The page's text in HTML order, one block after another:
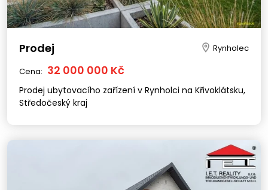
Prodej Rynholec
Cena: 32 000 000 Kč
Prodej ubytovacího zařízení v Rynholci na Křivoklátsku,
Středočeský kraj